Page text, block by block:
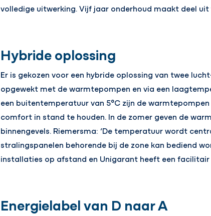
volledige uitwerking. Vijf jaar onderhoud maakt deel
Hybride oplossing
Er is gekozen voor een hybride oplossing van twee
opgewekt met de warmtepompen en via een
een buitentemperatuur van 5°C zijn de
comfort in stand te houden. In de zomer geven de
binnengevels. Riemersma: ‘De temperatuur wordt
stralingspanelen behorende bij de zone kan bediend
installaties op afstand en Unigarant heeft een facilitair
Energielabel van D naar A